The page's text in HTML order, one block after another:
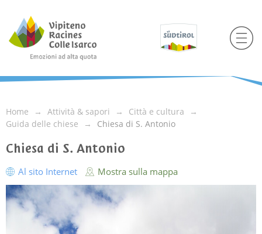
Home Attività & sapori
Città e cultura
Guida delle chiese
Chiesa di S. Antonio
Chiesa di S. Antonio
Al sito Internet Mostra sulla mappa